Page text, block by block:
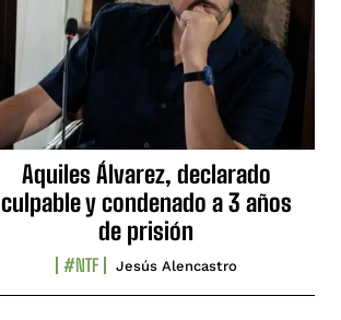
Aquiles Álvarez, declarado
culpable y condenado a 3 años
de prisión
#NTF Jesús Alencastro